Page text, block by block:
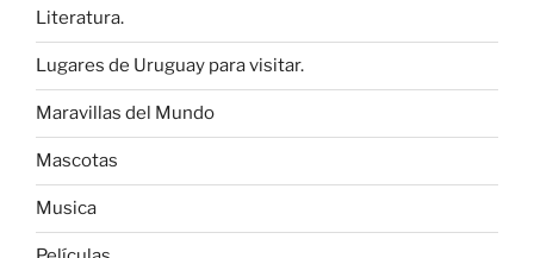
Literatura.
Lugares de Uruguay para visitar.
Maravillas del Mundo
Mascotas
Musica